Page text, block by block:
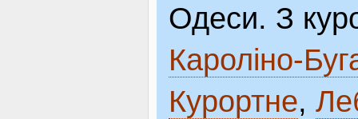
Одеси. З
Кароліно-
Курортне,